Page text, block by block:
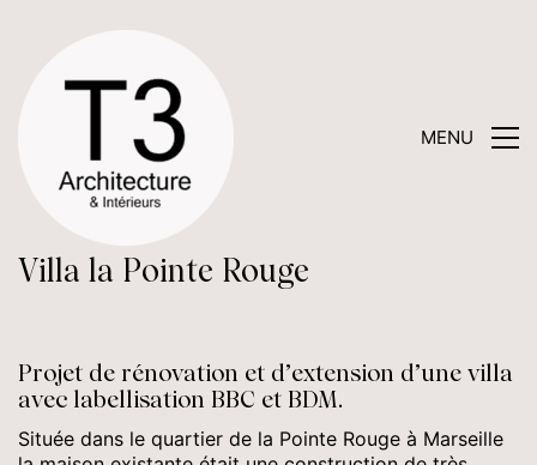
MENU
Villa la Pointe Rouge
Projet de rénovation et d’extension d’une villa
avec labellisation BBC et BDM.
Située dans le quartier de la Pointe Rouge à Marseille